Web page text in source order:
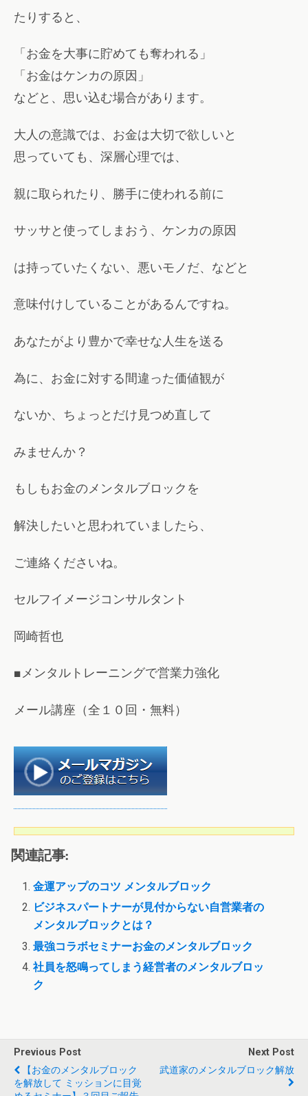
たりすると、
「お金を大事に貯めても奪われる」
「お金はケンカの原因」
などと、思い込む場合があります。
大人の意識では、お金は大切で欲しいと
思っていても、深層心理では、
親に取られたり、勝手に使われる前に
サッサと使ってしまおう、ケンカの原因
は持っていたくない、悪いモノだ、などと
意味付けしていることがあるんですね。
あなたがより豊かで幸せな人生を送る
為に、お金に対する間違った価値観が
ないか、ちょっとだけ見つめ直して
みませんか？
もしもお金のメンタルブロックを
解決したいと思われていましたら、
ご連絡くださいね。
セルフイメージコンサルタント
岡崎哲也
■メンタルトレーニングで営業力強化
メール講座（全１０回・無料）
関連記事:
金運アップのコツ メンタルブロック
ビジネスパートナーが見付からない自営業者の
メンタルブロックとは？
最強コラボセミナーお金のメンタルブロック
社員を怒鳴ってしまう経営者のメンタルブロッ
ク
Previous Post
【お金のメンタルブロック
を解放して ミッションに目覚
Next Post
武道家のメンタルブロック解放